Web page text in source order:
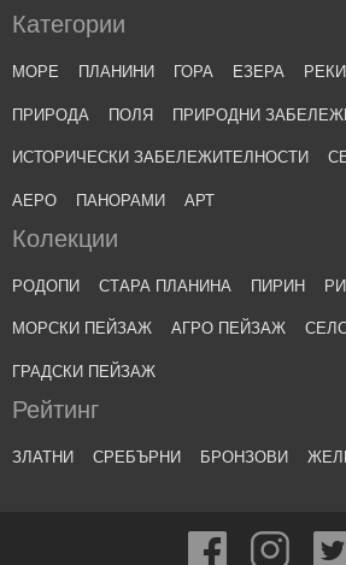
Категории
МОРЕ ПЛАНИНИ ГОРА ЕЗЕРА РЕКИ
ПРИРОДА ПОЛЯ ПРИРОДНИ
ИСТОРИЧЕСКИ ЗАБЕЛЕЖИТЕЛНОСТИ
АЕРО ПАНОРАМИ АРТ
Колекции
РОДОПИ СТАРА ПЛАНИНА ПИРИН
МОРСКИ ПЕЙЗАЖ АГРО ПЕЙЗАЖ
ГРАДСКИ ПЕЙЗАЖ
Рейтинг
ЗЛАТНИ СРЕБЪРНИ БРОНЗОВИ